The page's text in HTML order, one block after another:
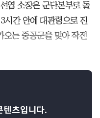
엽 소장은 군단본부로 돌
시간 안에 대관령으로 진
는 중공군을 맞아 작전
텐츠입니다.